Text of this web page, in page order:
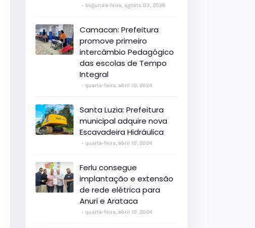
segunda-feira, agosto 03, 2026
Camacan: Prefeitura
promove primeiro
intercâmbio Pedagógico
das escolas de Tempo
Integral
quarta-feira, abril 10, 2024
Santa Luzia: Prefeitura
municipal adquire nova
Escavadeira Hidráulica
quarta-feira, abril 10, 2024
Ferlu consegue
implantação e extensão
de rede elétrica para
Anuri e Arataca
quarta-feira, abril 10, 2024